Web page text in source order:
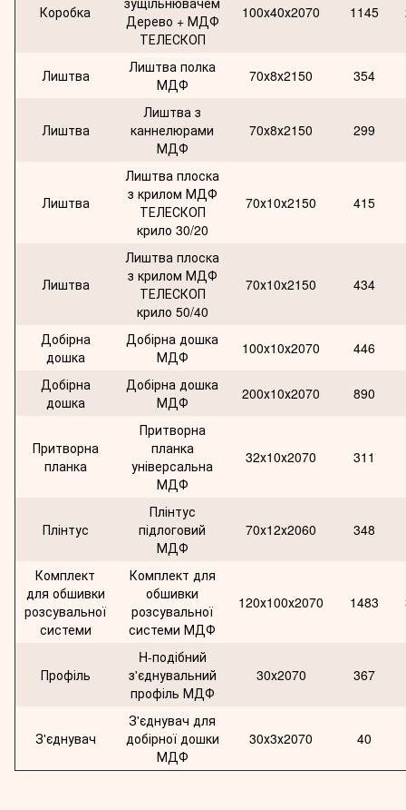
Коробка
Дерево + МДФ
ТЕЛЕСКОП
100х40х2070 1145
Лиштва
Лиштва полка
МДФ
70х8х2150 354
Лиштва
Лиштва з
каннелюрами
МДФ
70х8х2150 299
Лиштва
Лиштва плоска
з крилом МДФ
ТЕЛЕСКОП
крило 30/20
70х10х2150 415
Лиштва
Лиштва плоска
з крилом МДФ
ТЕЛЕСКОП
крило 50/40
70х10х2150 434
Добірна
дошка
Добірна дошка
МДФ
100х10х2070
446
Добірна
дошка
Добірна дошка
МДФ
200х10х2070 890
Притворна
планка
Притворна
планка
універсальна
МДФ
32х10х2070 311
Плінтус
Плінтус
підлоговий
МДФ
70х12х2060 348
Комплект
для обшивки
розсувальної
системи
Комплект для
обшивки
розсувальної
системи МДФ
120х100х2070 1483
Профіль
H-подібний
з'єднувальний
профіль МДФ
30х2070 367
З'єднувач
З'єднувач для
добірної дошки
МДФ
30х3х2070 40